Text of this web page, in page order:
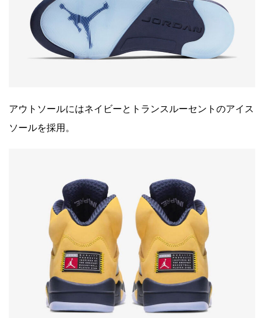
アウトソールにはネイビーとトランスルーセントのアイス
ソールを採用。